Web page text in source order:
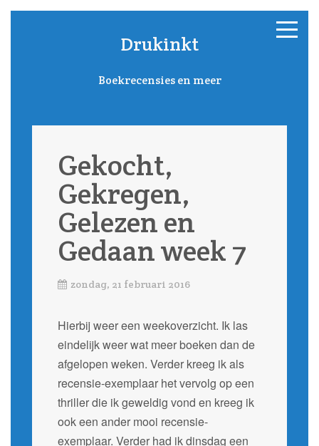
Drukinkt
Boekrecensies en meer
Gekocht,
Gekregen,
Gelezen en
Gedaan week 7
zondag, 21 februari 2016
Hierbij weer een weekoverzicht. Ik las
eindelijk weer wat meer boeken dan de
afgelopen weken. Verder kreeg ik als
recensie-exemplaar het vervolg op een
thriller die ik geweldig vond en kreeg ik
ook een ander mooi recensie-
exemplaar. Verder had ik dinsdag een